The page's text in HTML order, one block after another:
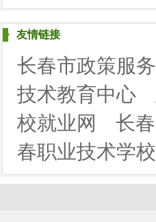
友情链接
长春市政策服
技术教育中心
校就业网
长
春职业技术学校